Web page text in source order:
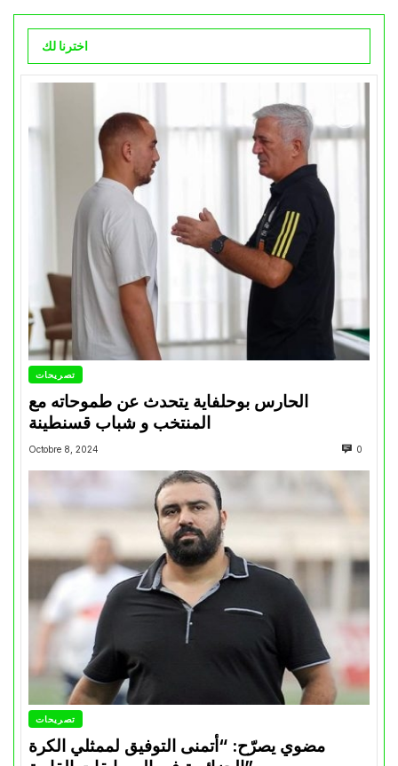
اخترنا لك
تصريحات
الحارس بوحلفاية يتحدث عن طموحاته مع
المنتخب و شباب قسنطينة
Octobre 8, 2024 0
تصريحات
مضوي يصرّح: “أتمنى التوفيق لممثلي الكرة